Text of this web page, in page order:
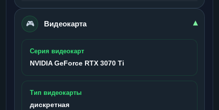
🎮 Видеокарта ▾
Серия видеокарт
NVIDIA GeForce RTX 3070 Ti
Тип видеокарты
дискретная